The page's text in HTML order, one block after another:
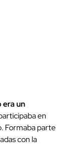
era un
en
Formaba parte
con la